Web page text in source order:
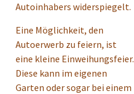
Autoinhabers widerspiegelt.
Eine Möglichkeit, den
Autoerwerb zu feiern, ist
eine kleine Einweihungsfeier.
Diese kann im eigenen
Garten oder sogar bei einem